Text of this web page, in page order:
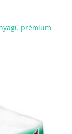
prémium